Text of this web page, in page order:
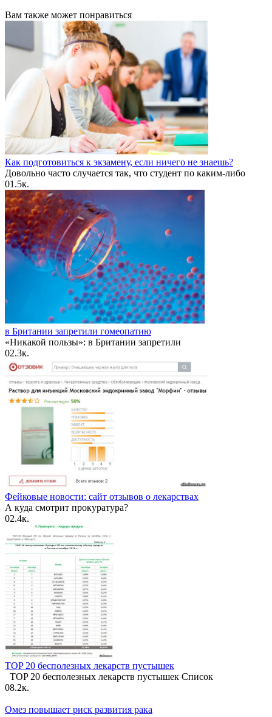
Вам также может понравиться
Как подготовиться к экзамену, если ничего не знаешь?
Довольно часто случается так, что студент по каким-либо
01.5к.
в Британии запретили гомеопатию
«Никакой пользы»: в Британии запретили
02.3к.
Фейковые новости: сайт отзывов о лекарствах
А куда смотрит прокуратура?
02.4к.
TOP 20 бесполезных лекарств пустышек
TOP 20 бесполезных лекарств пустышек Список
08.2к.
Омез повышает риск развития рака